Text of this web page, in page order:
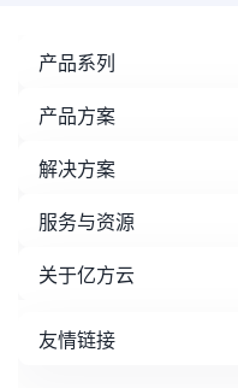
产品系列
产品方案
解决方案
服务与资源
关于亿方云
友情链接